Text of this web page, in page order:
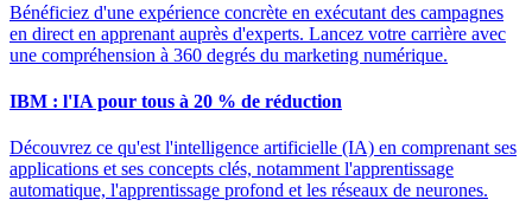
Bénéficiez d'une expérience concrète en exécutant des campagnes
en direct en apprenant auprès d'experts. Lancez votre carrière avec
une compréhension à 360 degrés du marketing numérique.
IBM : l'IA pour tous à 20 % de réduction
Découvrez ce qu'est l'intelligence artificielle (IA) en comprenant ses
applications et ses concepts clés, notamment l'apprentissage
automatique, l'apprentissage profond et les réseaux de neurones.